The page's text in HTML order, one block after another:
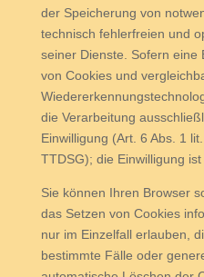
der Speicherung von
technisch fehlerfreien und
seiner Dienste. Sofern eine
von Cookies und
die Verarbeitung
Einwilligung (Art. 6 Abs. 1
TTDSG); die Einwilligung
Sie können Ihren Browser
das Setzen von Cookies
nur im Einzelfall erlauben,
bestimmte Fälle oder